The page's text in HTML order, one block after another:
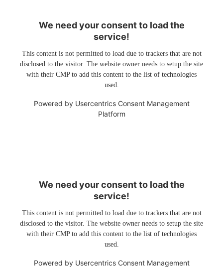
We need your consent to load the
service!
This content is not permitted to load due to trackers that are not
disclosed to the visitor. The website owner needs to setup the site
with their CMP to add this content to the list of technologies
used.
Powered by Usercentrics Consent Management
Platform
We need your consent to load the
service!
This content is not permitted to load due to trackers that are not
disclosed to the visitor. The website owner needs to setup the site
with their CMP to add this content to the list of technologies
used.
Powered by Usercentrics Consent Management